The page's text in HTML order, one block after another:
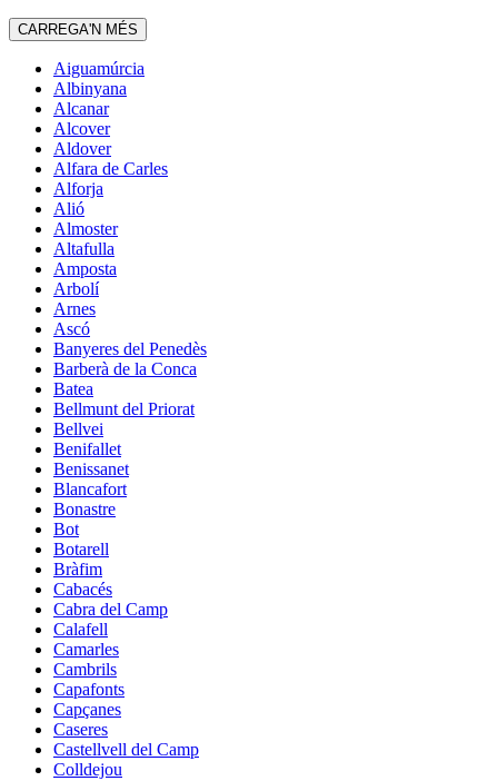
CARREGA'N MÉS
Aiguamúrcia
Albinyana
Alcanar
Alcover
Aldover
Alfara de Carles
Alforja
Alió
Almoster
Altafulla
Amposta
Arbolí
Arnes
Ascó
Banyeres del Penedès
Barberà de la Conca
Batea
Bellmunt del Priorat
Bellvei
Benifallet
Benissanet
Blancafort
Bonastre
Bot
Botarell
Bràfim
Cabacés
Cabra del Camp
Calafell
Camarles
Cambrils
Capafonts
Capçanes
Caseres
Castellvell del Camp
Colldejou